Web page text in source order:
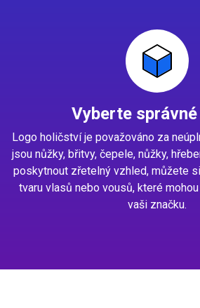
Vyberte
Logo holičství je považováno za
jsou nůžky, břitvy, čepele, nůžky,
poskytnout zřetelný vzhled, můžete
tvaru vlasů nebo vousů, které
vaši značku.